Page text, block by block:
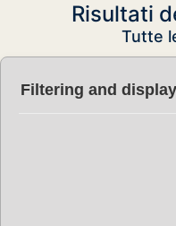
Risultati
Tutte
Filtering and